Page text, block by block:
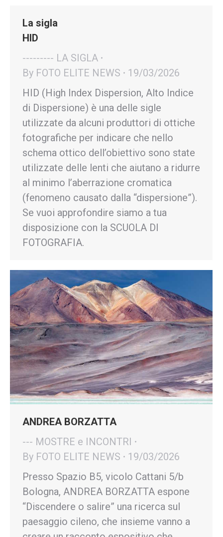
La sigla
HID
--------- LA SIGLA
By FOTO ELITE NEWS
19/03/2026
HID (High Index Dispersion, Alto Indice
di Dispersione) è una delle sigle
utilizzate da alcuni produttori di ottiche
fotografiche per indicare che nello
schema ottico dell’obiettivo sono state
utilizzate delle lenti che aiutano a ridurre
al minimo l’aberrazione cromatica
(fenomeno causato dalla “dispersione”).
Se vuoi approfondire siamo a tua
disposizione con la SCUOLA DI
FOTOGRAFIA.
ANDREA BORZATTA
--- MOSTRE e INCONTRI
By FOTO ELITE NEWS
19/03/2026
Presso Spazio B5, vicolo Cattani 5/b
Bologna, ANDREA BORZATTA espone
“Discendere o salire” una ricerca sul
paesaggio cileno, che insieme vanno a